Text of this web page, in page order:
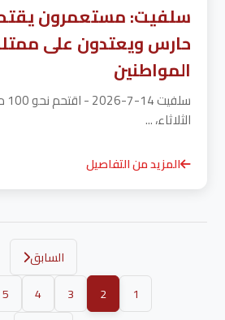
سلفيت: مستعمرون
حارس ويعتدون على
المواطنين
الثلاثاء، ...
المزيد من التفاصيل
السابق
1
2
3
4
5